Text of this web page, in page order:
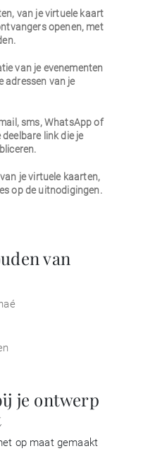
van je virtuele kaart
openen, met
van je evenementen
adressen van je
sms, WhatsApp of
link die je
je virtuele kaarten,
op de uitnodigingen.
van
je ontwerp
op maat gemaakt